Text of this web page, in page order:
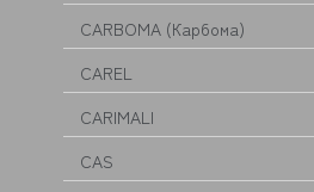
CARBOMA (Карбома)
CAREL
CARIMALI
CAS